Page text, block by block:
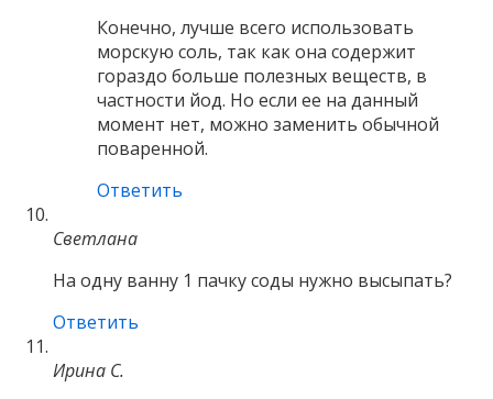
Конечно, лучше всего использовать
морскую соль, так как она содержит
гораздо больше полезных веществ, в
частности йод. Но если ее на данный
момент нет, можно заменить обычной
поваренной.
Ответить
Светлана
На одну ванну 1 пачку соды нужно высыпать?
Ответить
Ирина С.